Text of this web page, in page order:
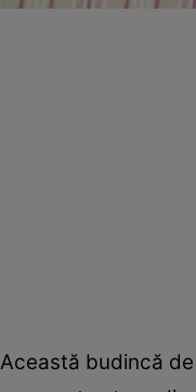
Această budincă